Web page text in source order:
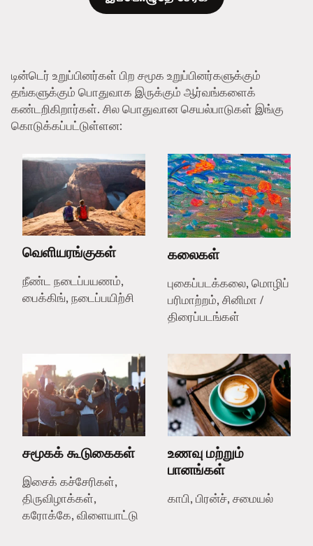
டின்டெர் உறுப்பினர்கள் பிற சமூக உறுப்பினர்களுக்கும்
தங்களுக்கும் பொதுவாக இருக்கும் ஆர்வங்களைக்
கண்டறிகிறார்கள். சில பொதுவான செயல்பாடுகள் இங்கு
கொடுக்கப்பட்டுள்ளன:
வெளியரங்குகள்
நீண்ட நடைப்பயணம்,
பைக்கிங், நடைப்பயிற்சி
கலைகள்
புகைப்படக்கலை, மொழிப்
பரிமாற்றம், சினிமா /
திரைப்படங்கள்
சமூகக் கூடுகைகள்
இசைக் கச்சேரிகள்,
திருவிழாக்கள்,
கரோக்கே, விளையாட்டு
உணவு மற்றும்
பானங்கள்
காபி, பிரன்ச், சமையல்